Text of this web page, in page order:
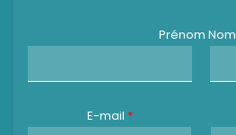
Prénom Nom
é
m
E-mail *